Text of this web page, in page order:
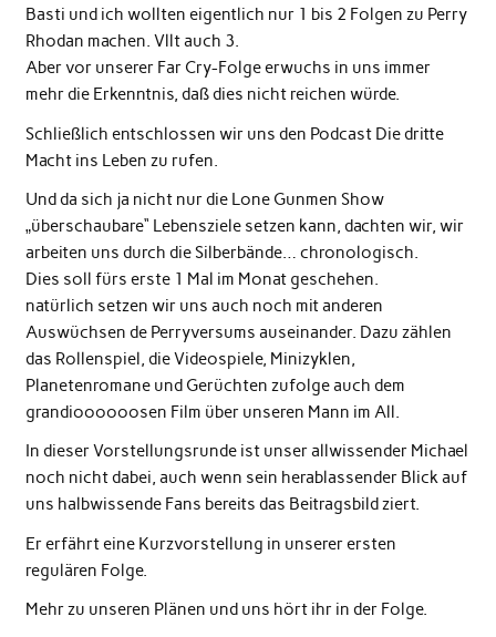
Basti und ich wollten eigentlich nur 1 bis 2 Folgen zu Perry
Rhodan machen. Vllt auch 3.
Aber vor unserer Far Cry-Folge erwuchs in uns immer
mehr die Erkenntnis, daß dies nicht reichen würde.
Schließlich entschlossen wir uns den Podcast Die dritte
Macht ins Leben zu rufen.
Und da sich ja nicht nur die Lone Gunmen Show
„überschaubare“ Lebensziele setzen kann, dachten wir, wir
arbeiten uns durch die Silberbände… chronologisch.
Dies soll fürs erste 1 Mal im Monat geschehen.
natürlich setzen wir uns auch noch mit anderen
Auswüchsen de Perryversums auseinander. Dazu zählen
das Rollenspiel, die Videospiele, Minizyklen,
Planetenromane und Gerüchten zufolge auch dem
grandioooooosen Film über unseren Mann im All.
In dieser Vorstellungsrunde ist unser allwissender Michael
noch nicht dabei, auch wenn sein herablassender Blick auf
uns halbwissende Fans bereits das Beitragsbild ziert.
Er erfährt eine Kurzvorstellung in unserer ersten
regulären Folge.
Mehr zu unseren Plänen und uns hört ihr in der Folge.